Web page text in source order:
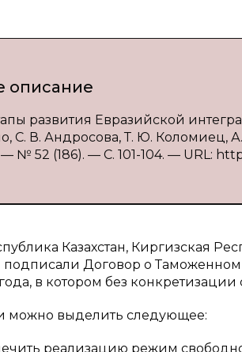
описание
развития Евразийской
С. В. Андросова, Т. Ю. Коломиец,
52 (186). — С. 101-104. — URL:
Казахстан, Киргизская
подписали Договор о
в котором без
можно выделить следующее:
реализацию режим